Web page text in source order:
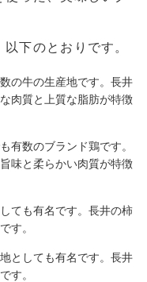
下のとおりです。
の牛の生産地です。長井
肉質と上質な脂肪が特徴
有数のブランド鶏です。
味と柔らかい肉質が特徴
ても有名です。長井の柿
す。
としても有名です。長井
す。